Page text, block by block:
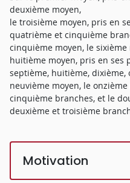
deuxième moyen,
le troisième moyen, pris en
quatrième et cinquième
cinquième moyen, le
huitième moyen, pris en ses
septième, huitième, dixième,
neuvième moyen, le
cinquième branches, et le
deuxième et troisième
Motivation